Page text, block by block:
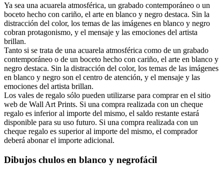
Ya sea una acuarela atmosférica, un grabado contemporáneo o un
boceto hecho con cariño, el arte en blanco y negro destaca. Sin la
distracción del color, los temas de las imágenes en blanco y negro
cobran protagonismo, y el mensaje y las emociones del artista
brillan.
Tanto si se trata de una acuarela atmosférica como de un grabado
contemporáneo o de un boceto hecho con cariño, el arte en blanco y
negro destaca. Sin la distracción del color, los temas de las imágenes
en blanco y negro son el centro de atención, y el mensaje y las
emociones del artista brillan.
Los vales de regalo sólo pueden utilizarse para comprar en el sitio
web de Wall Art Prints. Si una compra realizada con un cheque
regalo es inferior al importe del mismo, el saldo restante estará
disponible para su uso futuro. Si una compra realizada con un
cheque regalo es superior al importe del mismo, el comprador
deberá abonar el importe adicional.
Dibujos chulos en blanco y negrofácil